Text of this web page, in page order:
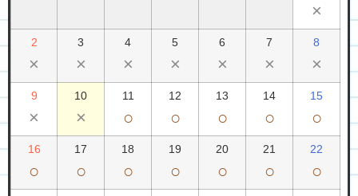
×
2
×
3
×
4
×
5
×
6
×
7
×
8
×
9
×
10
×
11
○
12
○
13
○
14
○
15
○
16
○
17
○
18
○
19
○
20
○
21
○
22
○